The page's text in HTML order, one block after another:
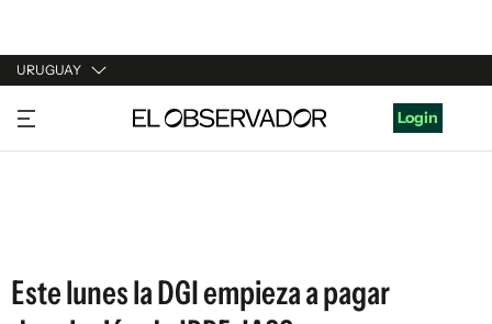
URUGUAY
URUGUAY
ARGENTINA
Login
Este lunes la DGI empieza a pagar